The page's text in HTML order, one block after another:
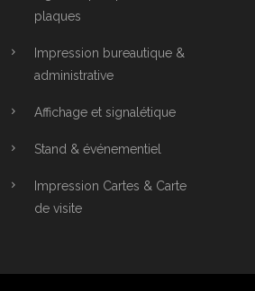
plaques
Impression bureautique &
administrative
Affichage et signalétique
Stand & événementiel
Impression Cartes & Carte
de visite